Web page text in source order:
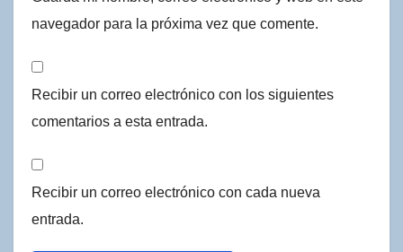
navegador para la próxima vez que comente.
Recibir un correo electrónico con los siguientes
comentarios a esta entrada.
Recibir un correo electrónico con cada nueva
entrada.